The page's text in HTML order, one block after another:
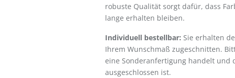
robuste Qualität sorgt dafür, dass
lange erhalten bleiben.
Individuell bestellbar: Sie erhalten
Ihrem Wunschmaß zugeschnitten.
eine Sonderanfertigung handelt und
ausgeschlossen ist.